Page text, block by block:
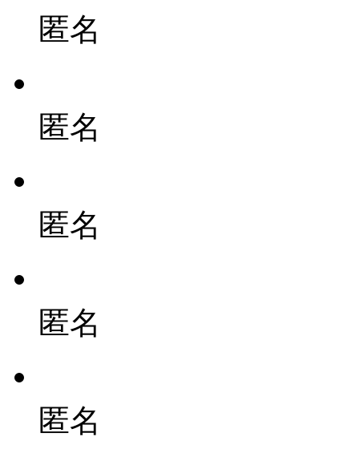
匿名
匿名
匿名
匿名
匿名